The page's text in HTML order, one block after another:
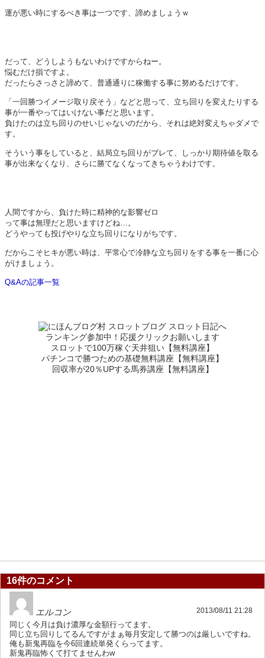
運が悪い時にするべき事は一つです、諦めましょうｗ
だって、どうしようもないわけですからねー。
悩むだけ損ですよ。
だったらさっさと諦めて、普通通りに稼働する事に努めるだけです。
「一回勝つイメージ取り戻そう」などと思って、立ち回りを変えたりする
事が一番やってはいけない事だと思います。
負けたのは立ち回りのせいじゃないのだから、それは絶対変えちゃダメで
す。
そういう事をしていると、結局立ち回りがブレて、しっかり期待値を取る
事が出来なくなり、さらに勝てなくなってきちゃうわけです。
人間ですから、負けた時に精神的な影響ゼロ
って事は無理だと思いますけどね…。
どうやっても投げやりな立ち回りになりがちです。
だからこそヒキが悪い時は、平常心で冷静な立ち回りをする事を一番に心
がけましょう。
Q&Aの記事一覧
ランキング参加中！応援クリックお願いします
スロットで100万稼ぐ天井狙い【無料講座】
パチンコで勝つための基礎無料講座【無料講座】
回収率が20％UPする馬券講座【無料講座】
16件のコメント
エルコン 2013/08/11 21:28
同じく今月は負け濃厚な金額行ってます。
同じ立ち回りしてるんですがまぁ毎月安定して勝つのは厳しいですね。
俺も新鬼再臨を今6回連続単発くらってます。
新鬼再臨怖くて打てませんわw